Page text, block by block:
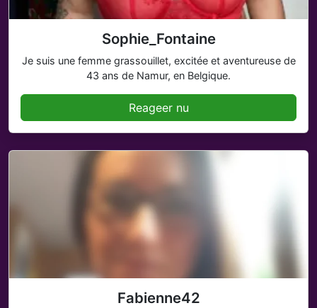
Sophie_Fontaine
Je suis une femme grassouillet, excitée et aventureuse de
43 ans de Namur, en Belgique.
Reageer nu
Fabienne42